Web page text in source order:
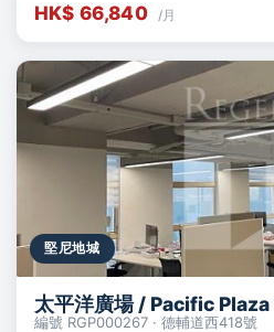
HK$ 66,840 /月
堅尼地城
太平洋廣場 / Pacific Plaza
編號 RGP000267 · 德輔道西418號